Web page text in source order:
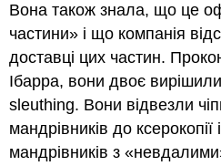
Вона також знала, що це
частини» і що компанія
доставці цих частин.
Ібарра, вони двоє
sleuthing. Вони відвезли
мандрівників до ксерокопії
мандрівників з